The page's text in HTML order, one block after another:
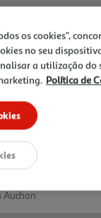
Folhetos
Auchan
os cookies",
no seu
a utilização do
Política de